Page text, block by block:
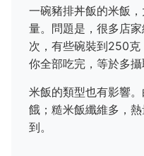
一碗豬排丼飯的米飯
量。問題是，很多店
次，有些碗裝到250
你全部吃完，等於多攝
米飯的類型也有影響
餓；糙米飯纖維多，
到。